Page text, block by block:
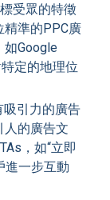
受眾的特徵
精準的PPC廣
如Google
定的地理位
吸引力的廣告
人的廣告文
，如“立即
進一步互動